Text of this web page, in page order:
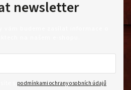
newsletter
podmínkami ochrany osobních údajů